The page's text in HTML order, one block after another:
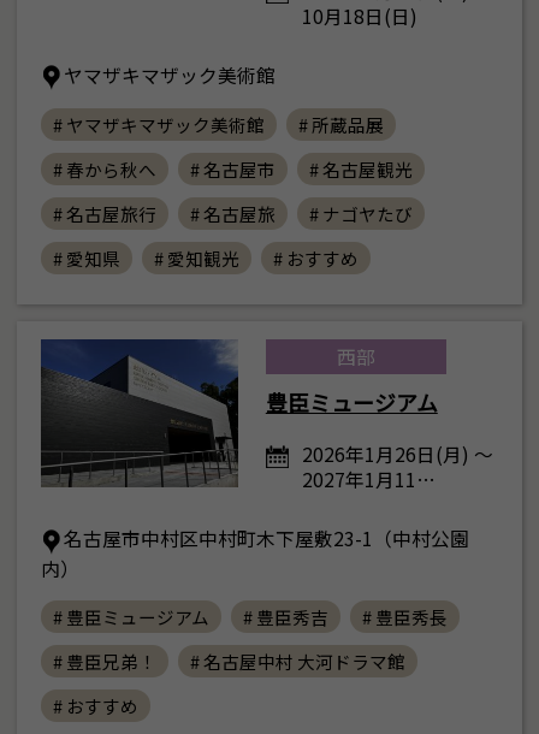
10月18日(日)
ヤマザキマザック美術館
# ヤマザキマザック美術館
# 所蔵品展
# 春から秋へ
# 名古屋市
# 名古屋観光
# 名古屋旅行
# 名古屋旅
# ナゴヤたび
# 愛知県
# 愛知観光 # おすすめ
西部
豊臣ミュージアム
2026年1月26日(月) ～
2027年1月11…
名古屋市中村区中村町木下屋敷23-1（中村公園
内）
# 豊臣ミュージアム # 豊臣秀吉
# 豊臣秀長
# 豊臣兄弟！
# 名古屋中村 大河ドラマ館
# おすすめ